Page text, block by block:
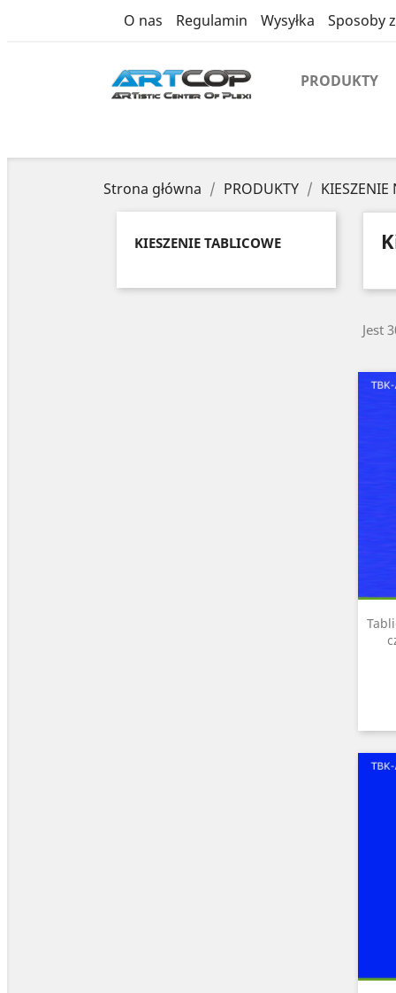
O nas Regulamin Wysyłka Sposoby
PRODUKTY
Strona główna PRODUKTY
KIESZENIE TABLICOWE
Jest